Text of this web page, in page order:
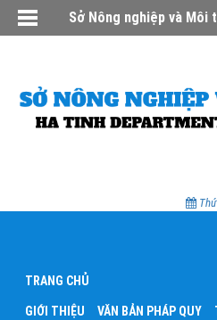
Sở Nông nghiệp và Môi
TRANG CHỦ
GIỚI THIỆU VĂN BẢN PHÁP QUY